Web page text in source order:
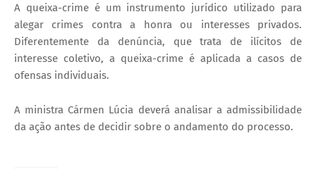
A queixa-crime é um instrumento jurídico utilizado para
alegar crimes contra a honra ou interesses privados.
Diferentemente da denúncia, que trata de ilícitos de
interesse coletivo, a queixa-crime é aplicada a casos de
ofensas individuais.
A ministra Cármen Lúcia deverá analisar a admissibilidade
da ação antes de decidir sobre o andamento do processo.